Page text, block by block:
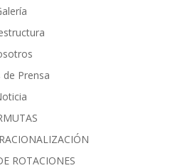
Prensa
ROTACIONES